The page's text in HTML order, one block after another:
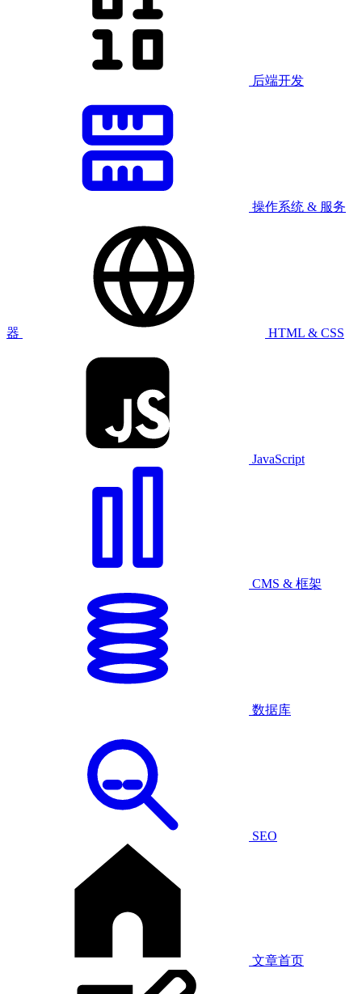
后端开发
操作系统 & 服务
器 HTML & CSS
JavaScript
CMS & 框架
数据库
SEO
文章首页